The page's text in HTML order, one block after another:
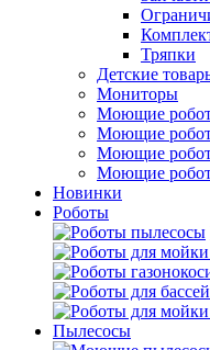
Тряпки
Детские
Мониторы
Моющие
Моющие
Моющие
Моющие
Новинки
Роботы
Пылесосы